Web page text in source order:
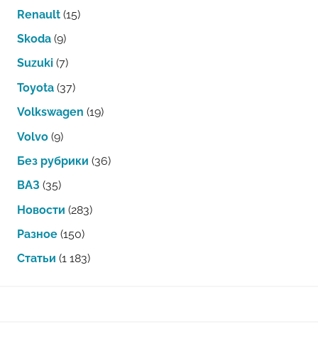
Renault (15)
Skoda (9)
Suzuki (7)
Toyota (37)
Volkswagen (19)
Volvo (9)
Без рубрики (36)
ВАЗ (35)
Новости (283)
Разное (150)
Статьи (1 183)